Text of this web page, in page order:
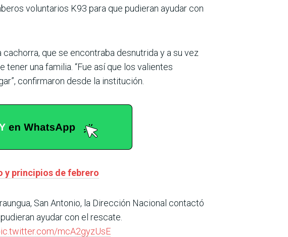
voluntarios K93 para que pudieran ayudar con
que se encontraba desnutrida y a su vez
una familia. “Fue así que los valientes
confirmaron desde la institución.
y principios de febrero
San Antonio, la Dirección Nacional contactó
ayudar con el rescate.
mcA2gyzUsE